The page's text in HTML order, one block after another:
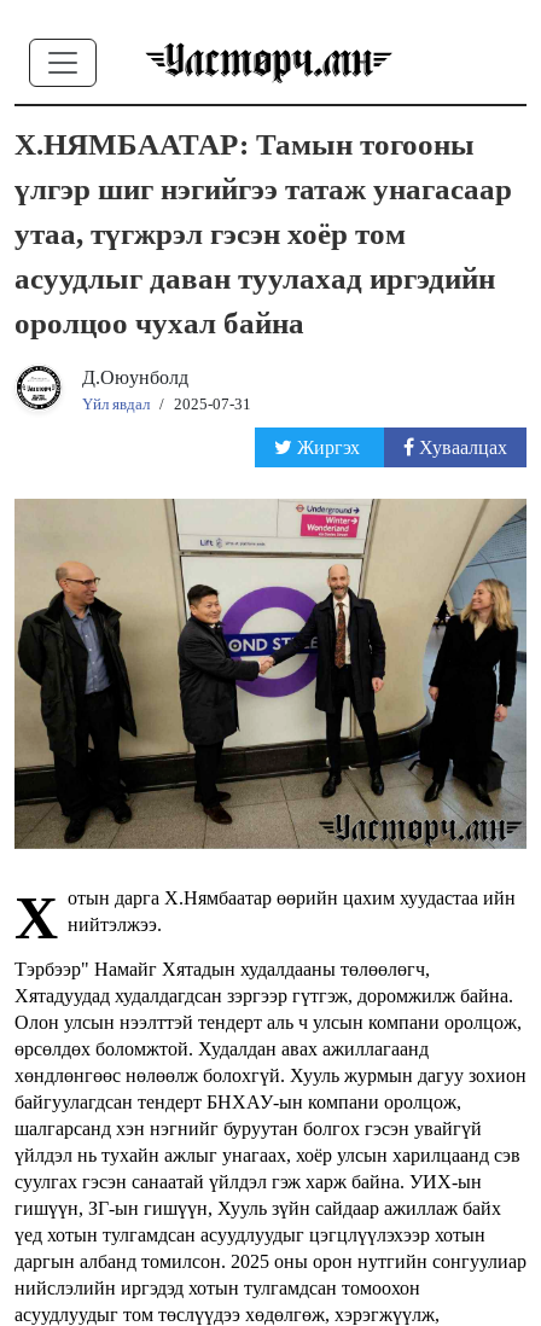
Х.НЯМБААТАР: Тамын тогооны
үлгэр шиг нэгийгээ татаж унагасаар
утаа, түгжрэл гэсэн хоёр том
асуудлыг даван туулахад иргэдийн
оролцоо чухал байна
Д.Оюунболд
Үйл явдал / 2025-07-31
Жиргэх Хуваалцах
Х отын дарга Х.Нямбаатар өөрийн цахим хуудастаа ийн
нийтэлжээ.
Тэрбээр" Намайг Хятадын худалдааны төлөөлөгч,
Хятадуудад худалдагдсан зэргээр гүтгэж, доромжилж байна.
Олон улсын нээлттэй тендерт аль ч улсын компани оролцож,
өрсөлдөх боломжтой. Худалдан авах ажиллагаанд
хөндлөнгөөс нөлөөлж болохгүй. Хууль журмын дагуу зохион
байгуулагдсан тендерт БНХАУ-ын компани оролцож,
шалгарсанд хэн нэгнийг буруутан болгох гэсэн увайгүй
үйлдэл нь тухайн ажлыг унагаах, хоёр улсын харилцаанд сэв
суулгах гэсэн санаатай үйлдэл гэж харж байна. УИХ-ын
гишүүн, ЗГ-ын гишүүн, Хууль зүйн сайдаар ажиллаж байх
үед хотын тулгамдсан асуудлуудыг цэгцлүүлэхээр хотын
даргын албанд томилсон. 2025 оны орон нутгийн сонгуулиар
нийслэлийн иргэдэд хотын тулгамдсан томоохон
асуудлуудыг том төслүүдээ хөдөлгөж, хэрэгжүүлж,